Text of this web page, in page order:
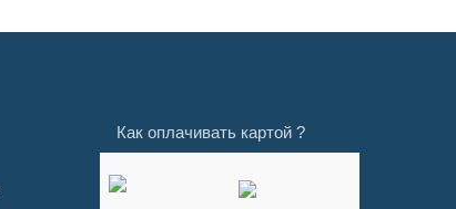
Как оплачивать картой ?